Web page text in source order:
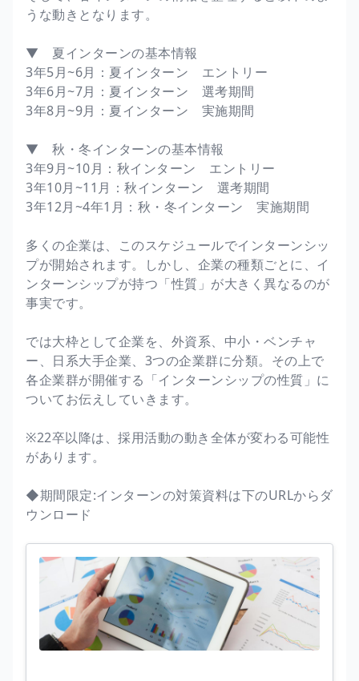
うな動きとなります。
▼ 夏インターンの基本情報
3年5月~6月：夏インターン エントリー
3年6月~7月：夏インターン 選考期間
3年8月~9月：夏インターン 実施期間
▼ 秋・冬インターンの基本情報
3年9月~10月：秋インターン エントリー
3年10月~11月：秋インターン 選考期間
3年12月~4年1月：秋・冬インターン 実施期間
多くの企業は、このスケジュールでインターンシッ
プが開始されます。しかし、企業の種類ごとに、イ
ンターンシップが持つ「性質」が大きく異なるのが
事実です。
では大枠として企業を、外資系、中小・ベンチャ
ー、日系大手企業、3つの企業群に分類。その上で
各企業群が開催する「インターンシップの性質」に
ついてお伝えしていきます。
※22卒以降は、採用活動の動き全体が変わる可能性
があります。
◆期間限定:インターンの対策資料は下のURLからダ
ウンロード